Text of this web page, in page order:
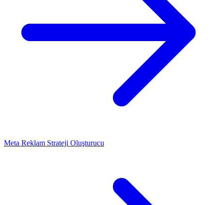
Meta Reklam Strateji Oluşturucu